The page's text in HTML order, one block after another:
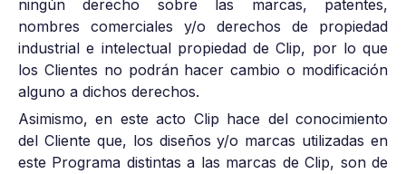
ningún derecho sobre las marcas, patentes,
nombres comerciales y/o derechos de propiedad
industrial e intelectual propiedad de Clip, por lo que
los Clientes no podrán hacer cambio o modificación
alguno a dichos derechos.
Asimismo, en este acto Clip hace del conocimiento
del Cliente que, los diseños y/o marcas utilizadas en
este Programa distintas a las marcas de Clip, son de